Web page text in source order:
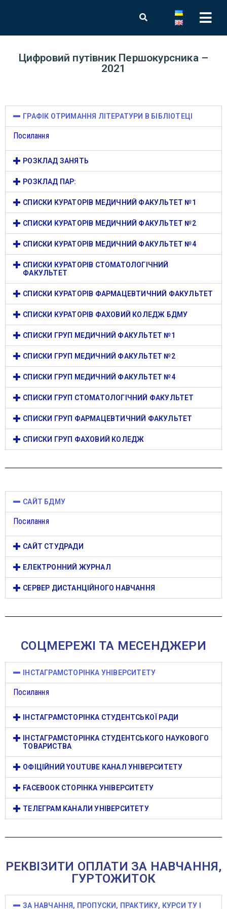
Цифровий путівник Першокурсника –
2021
ГРАФІК ОТРИМАННЯ ЛІТЕРАТУРИ В БІБЛІОТЕЦІ
Посилання
РОЗКЛАД ЗАНЯТЬ
РОЗКЛАД ПАР:
СПИСКИ КУРАТОРІВ МЕДИЧНИЙ ФАКУЛЬТЕТ №1
СПИСКИ КУРАТОРІВ МЕДИЧНИЙ ФАКУЛЬТЕТ №2
СПИСКИ КУРАТОРІВ МЕДИЧНИЙ ФАКУЛЬТЕТ №4
СПИСКИ КУРАТОРІВ СТОМАТОЛОГІЧНИЙ
ФАКУЛЬТЕТ
СПИСКИ КУРАТОРІВ ФАРМАЦЕВТИЧНИЙ ФАКУЛЬТЕТ
СПИСКИ КУРАТОРІВ ФАХОВИЙ КОЛЕДЖ БДМУ
СПИСКИ ГРУП МЕДИЧНИЙ ФАКУЛЬТЕТ №1
СПИСКИ ГРУП МЕДИЧНИЙ ФАКУЛЬТЕТ №2
СПИСКИ ГРУП МЕДИЧНИЙ ФАКУЛЬТЕТ №4
СПИСКИ ГРУП СТОМАТОЛОГІЧНИЙ ФАКУЛЬТЕТ
СПИСКИ ГРУП ФАРМАЦЕВТИЧНИЙ ФАКУЛЬТЕТ
СПИСКИ ГРУП ФАХОВИЙ КОЛЕДЖ
САЙТ БДМУ
Посилання
САЙТ СТУДРАДИ
ЕЛЕКТРОННИЙ ЖУРНАЛ
СЕРВЕР ДИСТАНЦІЙНОГО НАВЧАННЯ
СОЦМЕРЕЖІ ТА МЕСЕНДЖЕРИ
ІНСТАГРАМСТОРІНКА УНІВЕРСИТЕТУ
Посилання
ІНСТАГРАМСТОРІНКА СТУДЕНТСЬКОЇ РАДИ
ІНСТАГРАМСТОРІНКА СТУДЕНТСЬКОГО НАУКОВОГО
ТОВАРИСТВА
ОФІЦІЙНИЙ YOUTUBE КАНАЛ УНІВЕРСИТЕТУ
FACEBOOK СТОРІНКА УНІВЕРСИТЕТУ
ТЕЛЕГРАМ КАНАЛИ УНІВЕРСИТЕТУ
РЕКВІЗИТИ ОПЛАТИ ЗА НАВЧАННЯ,
ГУРТОЖИТОК
ЗА НАВЧАННЯ, ПРОПУСКИ, ПРАКТИКУ, КУРСИ ТУ І